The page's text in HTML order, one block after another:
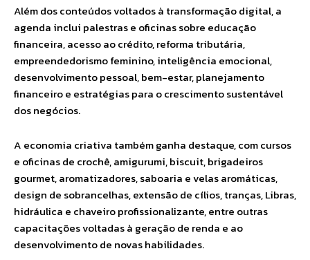
Além dos conteúdos voltados à transformação digital, a
agenda inclui palestras e oficinas sobre educação
financeira, acesso ao crédito, reforma tributária,
empreendedorismo feminino, inteligência emocional,
desenvolvimento pessoal, bem-estar, planejamento
financeiro e estratégias para o crescimento sustentável
dos negócios.
A economia criativa também ganha destaque, com cursos
e oficinas de crochê, amigurumi, biscuit, brigadeiros
gourmet, aromatizadores, saboaria e velas aromáticas,
design de sobrancelhas, extensão de cílios, tranças, Libras,
hidráulica e chaveiro profissionalizante, entre outras
capacitações voltadas à geração de renda e ao
desenvolvimento de novas habilidades.